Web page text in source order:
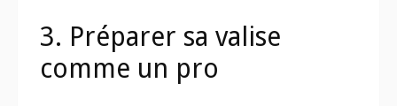
3. Préparer sa valise
comme un pro